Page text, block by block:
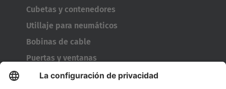
Cubetas y contenedores
Utillaje para neumáticos
Bobinas de cable
Puertas y ventanas
Empresa